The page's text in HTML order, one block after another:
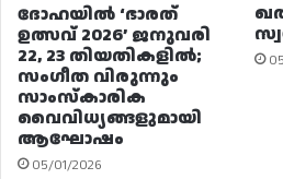
ദോഹയിൽ ‘ഭാരത്
ഉത്സവ് 2026’ ജനുവരി
22, 23 തിയതികളിൽ;
സംഗീത വിരുന്നും
സാംസ്കാരിക
വൈവിധ്യങ്ങളുമായി
ആഘോഷം
05/01/2026